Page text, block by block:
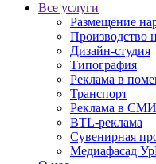
Все услуги
Размещение
Производство
Дизайн-студия
Типография
Реклама в
Транспорт
Реклама в СМИ
BTL-реклама
Сувенирная
Медиафасад